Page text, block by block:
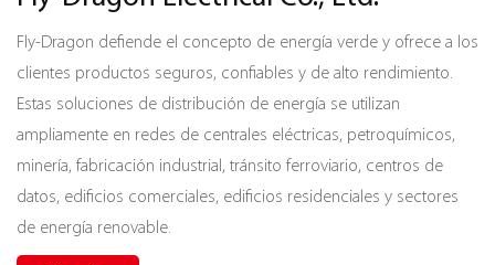
Fly-Dragon defiende el concepto de energía verde y ofrece a los
clientes productos seguros, confiables y de alto rendimiento.
Estas soluciones de distribución de energía se utilizan
ampliamente en redes de centrales eléctricas, petroquímicos,
minería, fabricación industrial, tránsito ferroviario, centros de
datos, edificios comerciales, edificios residenciales y sectores
de energía renovable.